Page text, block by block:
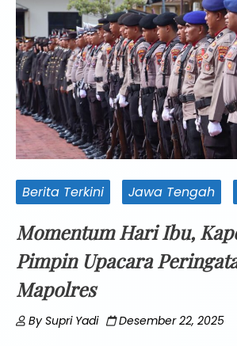
Berita Terkini Jawa Tengah
Momentum Hari Ibu,
Pimpin Upacara
Mapolres
BySupri Yadi Desember 22, 2025